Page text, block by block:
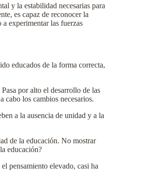
y la estabilidad necesarias para
es capaz de reconocer la
experimentar las fuerzas
educados de la forma correcta,
por alto el desarrollo de las
cabo los cambios necesarios.
a la ausencia de unidad y a la
de la educación. No mostrar
educación?
pensamiento elevado, casi ha